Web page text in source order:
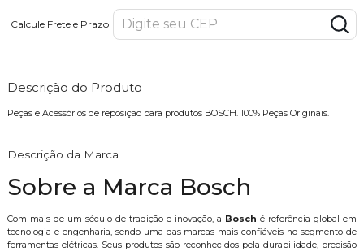
Calcule Frete e Prazo
Descrição do Produto
Peças e Acessórios de reposição para produtos BOSCH. 100% Peças Originais.
Descrição da Marca
Sobre a Marca Bosch
Com mais de um século de tradição e inovação, a Bosch é referência global em
tecnologia e engenharia, sendo uma das marcas mais confiáveis no segmento de
ferramentas elétricas. Seus produtos são reconhecidos pela durabilidade, precisão